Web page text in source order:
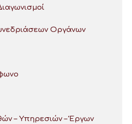
Οργάνων
– Υπηρεσιών – Έργων